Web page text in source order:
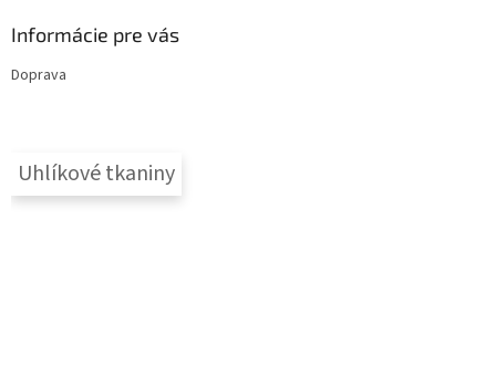
Informácie pre vás
Doprava
Uhlíkové tkaniny